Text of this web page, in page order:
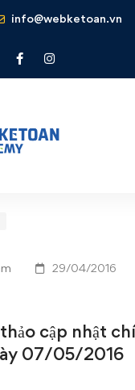
info@webketoan.vn
kiện
29/04/2016
cập nhật
07/05/2016